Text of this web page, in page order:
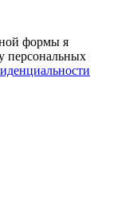
формы я
персональных